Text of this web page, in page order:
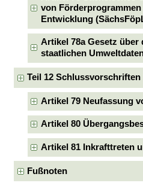
von
Entwicklung
Artikel 78a Gesetz über
staatlichen
Teil 12 Schlussvorschriften
Artikel 79 Neufassung
Artikel 80
Artikel 81 Inkrafttreten
Fußnoten